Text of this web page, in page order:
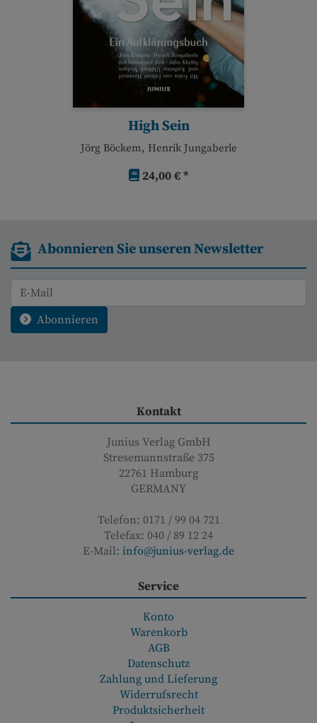
High Sein
Jörg Böckem, Henrik Jungaberle
24,00 € *
Abonnieren Sie unseren Newsletter
Abonnieren
Kontakt
Junius Verlag GmbH
Stresemannstraße 375
22761 Hamburg
GERMANY
Telefon: 0171 / 99 04 721
Telefax: 040 / 89 12 24
E-Mail: info@junius-verlag.de
Service
Konto
Warenkorb
AGB
Datenschutz
Zahlung und Lieferung
Widerrufsrecht
Produktsicherheit